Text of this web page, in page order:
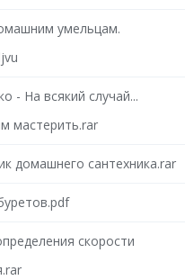
умельцам.
- На всякий случай...
мастерить.rar
домашнего сантехника.rar
скорости